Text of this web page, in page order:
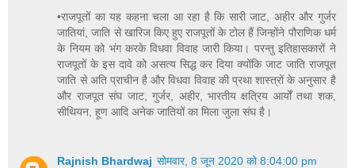
•राजपूतों का यह कहना चला आ रहा है कि सारी जाट, अहीर और गुर्जर
जातियां, जाति से खारिज किए हुए राजपूतों के टोल हैं जिन्होंने पौराणिक धर्म
के नियम को भंग करके विधवा विवाह जारी किया। परन्तु इतिहासकारों ने
राजपूतों के इस दावे को असत्य सिद्ध कर दिया क्योंकि जाट जाति राजपूत
जाति से अति प्राचीन है और विधवा विवाह की प्रथा शास्त्रों के अनुसार है
और राजपूत संघ जाट, गुर्जर, अहीर, भारतीय क्षत्रिय आर्यों तथा शक,
सीथियन, हूण आदि अनेक जातियों का मिला जुला संघ है।
Rajnish Bhardwaj सोमवार, 8 जून 2020 को 8:04:00 pm